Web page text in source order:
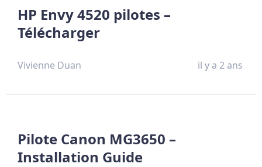
HP Envy 4520 pilotes –
Télécharger
Vivienne Duan il y a 2 ans
Pilote Canon MG3650 –
Installation Guide